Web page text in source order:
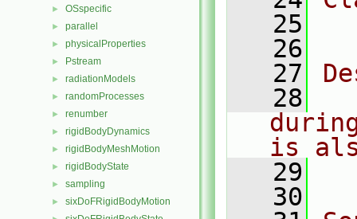
► OSspecific
► parallel
► physicalProperties
► Pstream
► radiationModels
► randomProcesses
► renumber
► rigidBodyDynamics
► rigidBodyMeshMotion
► rigidBodyState
► sampling
► sixDoFRigidBodyMotion
   25
   26
   27
   28
is
   29
   30